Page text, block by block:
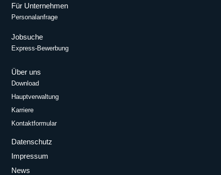
Für Unternehmen
Personalanfrage
Jobsuche
Express-Bewerbung
Über uns
Download
Hauptverwaltung
Karriere
Kontaktformular
Datenschutz
Impressum
News